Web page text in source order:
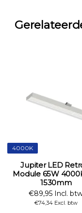
4000K
Jupiter LED
Module 65W
1530mm
€89,95 Incl.
€74,34 Excl. btw